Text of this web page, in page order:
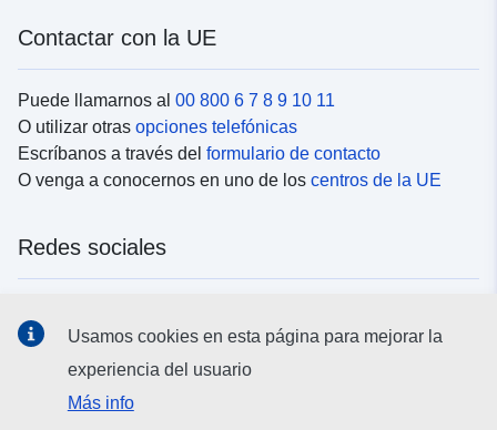
Contactar con la UE
Puede llamarnos al 00 800 6 7 8 9 10 11
O utilizar otras opciones telefónicas
Escríbanos a través del formulario de contacto
O venga a conocernos en uno de los centros de la UE
Redes sociales
Instituciones y organismos de la UE
Usamos cookies en esta página para mejorar la
experiencia del usuario
Más info